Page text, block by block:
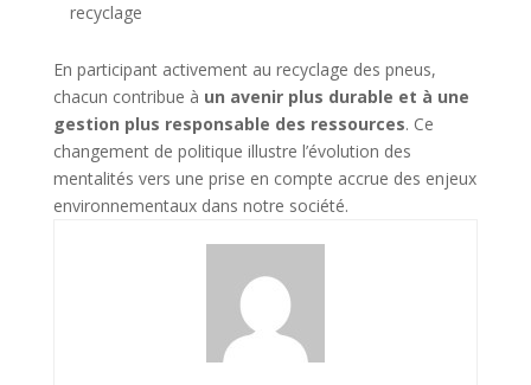
recyclage
En participant activement au recyclage des pneus,
chacun contribue à un avenir plus durable et à une
gestion plus responsable des ressources. Ce
changement de politique illustre l’évolution des
mentalités vers une prise en compte accrue des enjeux
environnementaux dans notre société.